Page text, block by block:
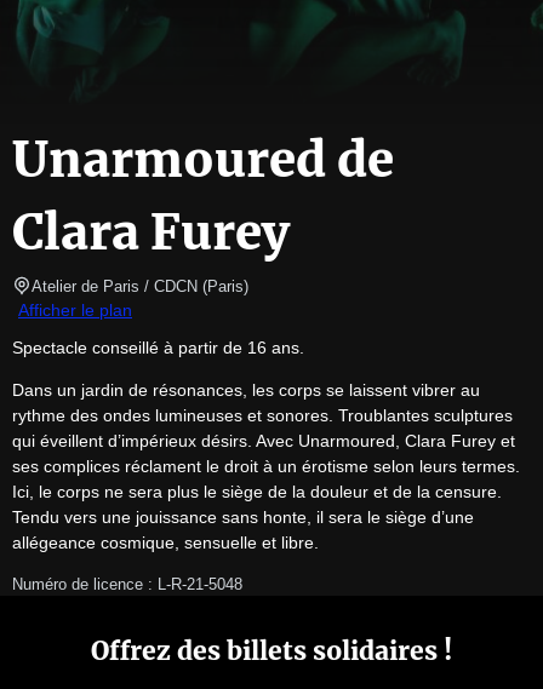
Unarmoured de
Clara Furey
Atelier de Paris / CDCN (Paris)
Afficher le plan
Spectacle conseillé à partir de 16 ans.
Dans un jardin de résonances, les corps se laissent vibrer au
rythme des ondes lumineuses et sonores. Troublantes sculptures
qui éveillent d’impérieux désirs. Avec Unarmoured, Clara Furey et
ses complices réclament le droit à un érotisme selon leurs termes.
Ici, le corps ne sera plus le siège de la douleur et de la censure.
Tendu vers une jouissance sans honte, il sera le siège d’une
allégeance cosmique, sensuelle et libre.
Numéro de licence : L-R-21-5048
Offrez des billets solidaires !